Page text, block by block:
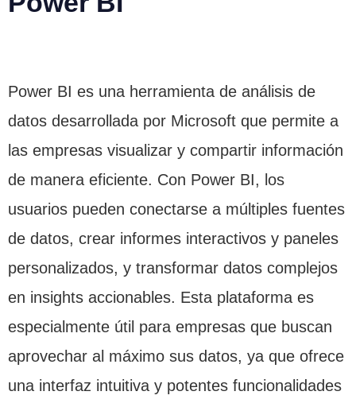
Power BI es una herramienta de análisis de
datos desarrollada por Microsoft que permite a
las empresas visualizar y compartir información
de manera eficiente. Con Power BI, los
usuarios pueden conectarse a múltiples fuentes
de datos, crear informes interactivos y paneles
personalizados, y transformar datos complejos
en insights accionables. Esta plataforma es
especialmente útil para empresas que buscan
aprovechar al máximo sus datos, ya que ofrece
una interfaz intuitiva y potentes funcionalidades